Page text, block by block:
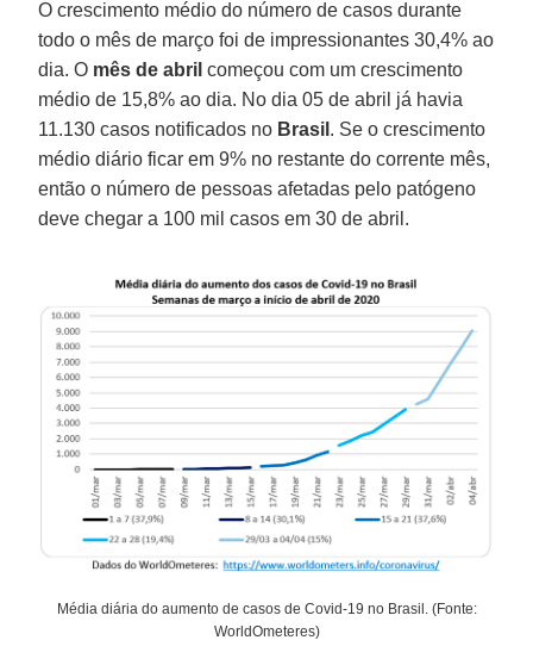
O crescimento médio do número de casos durante
todo o mês de março foi de impressionantes 30,4% ao
dia. O mês de abril começou com um crescimento
médio de 15,8% ao dia. No dia 05 de abril já havia
11.130 casos notificados no Brasil . Se o crescimento
médio diário ficar em 9% no restante do corrente mês,
então o número de pessoas afetadas pelo patógeno
deve chegar a 100 mil casos em 30 de abril.
Média diária do aumento de casos de Covid-19 no Brasil. (Fonte:
WorldOmeteres)